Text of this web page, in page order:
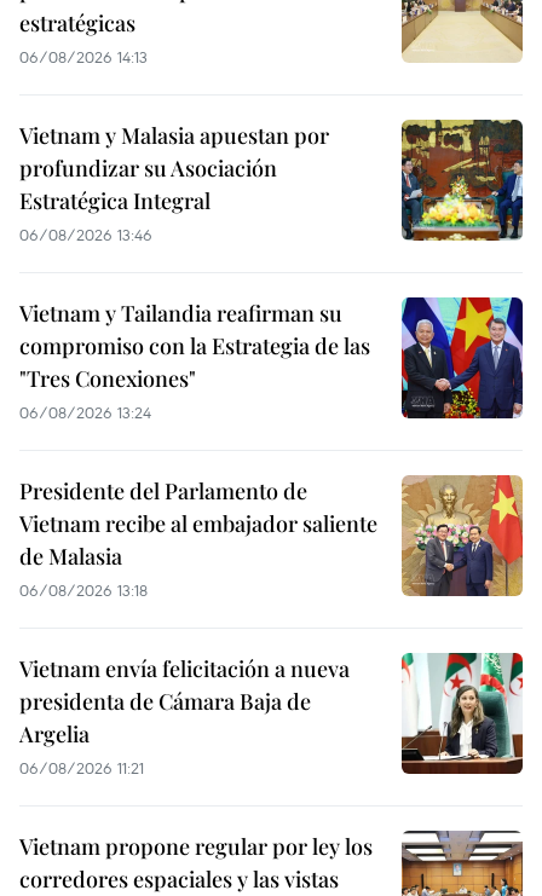
estratégicas
06/08/2026 14:13
Vietnam y Malasia apuestan por
profundizar su Asociación
Estratégica Integral
06/08/2026 13:46
Vietnam y Tailandia reafirman su
compromiso con la Estrategia de las
"Tres Conexiones"
06/08/2026 13:24
Presidente del Parlamento de
Vietnam recibe al embajador saliente
de Malasia
06/08/2026 13:18
Vietnam envía felicitación a nueva
presidenta de Cámara Baja de
Argelia
06/08/2026 11:21
Vietnam propone regular por ley los
corredores espaciales y las vistas